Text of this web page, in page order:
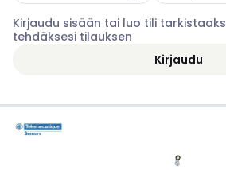
Kirjaudu sisään tai luo tili
tehdäksesi tilauksen
Kirjaudu